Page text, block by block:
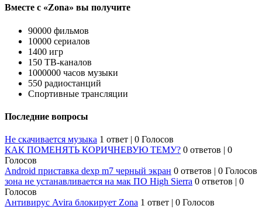
Вместе с «Zona» вы получите
90000 фильмов
10000 сериалов
1400 игр
150 ТВ-каналов
1000000 часов музыки
550 радиостанций
Спортивные трансляции
Последние вопросы
Не скачивается музыка 1 ответ | 0 Голосов
КАК ПОМЕНЯТЬ КОРИЧНЕВУЮ ТЕМУ? 0 ответов | 0
Голосов
Android приставка dexp m7 черный экран 0 ответов | 0 Голосов
зона не устанавливается на мак ПО High Sierra 0 ответов | 0
Голосов
Антивирус Avira блокирует Zona 1 ответ | 0 Голосов